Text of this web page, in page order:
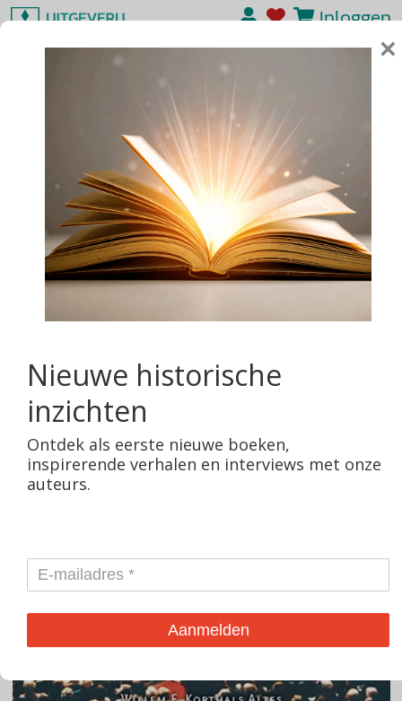
Inloggen
×
Nieuwe historische
inzichten
Ontdek als eerste nieuwe boeken,
inspirerende verhalen en interviews met onze
auteurs.
Aanmelden